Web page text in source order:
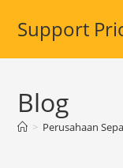
Support
Blog
> Perusahaan